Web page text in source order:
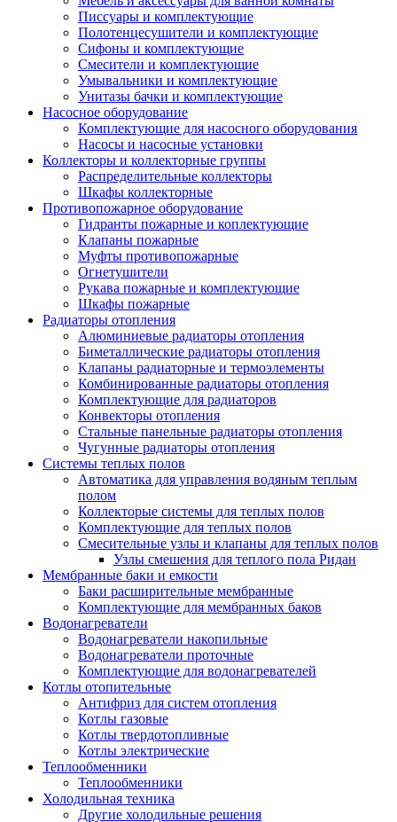
Писсуары и комплектующие
Полотенцесушители и комплектующие
Сифоны и комплектующие
Смесители и комплектующие
Умывальники и комплектующие
Унитазы бачки и комплектующие
Насосное оборудование
Комплектующие для насосного оборудования
Насосы и насосные установки
Коллекторы и коллекторные группы
Распределительные коллекторы
Шкафы коллекторные
Противопожарное оборудование
Гидранты пожарные и коплектующие
Клапаны пожарные
Муфты противопожарные
Огнетушители
Рукава пожарные и комплектующие
Шкафы пожарные
Радиаторы отопления
Алюминиевые радиаторы отопления
Биметаллические радиаторы отопления
Клапаны радиаторные и термоэлементы
Комбинированные радиаторы отопления
Комплектующие для радиаторов
Конвекторы отопления
Стальные панельные радиаторы отопления
Чугунные радиаторы отопления
Системы теплых полов
Автоматика для управления водяным теплым
полом
Коллекторые системы для теплых полов
Комплектующие для теплых полов
Смесительные узлы и клапаны для теплых полов
Узлы смешения для теплого пола Ридан
Мембранные баки и емкости
Баки расширительные мембранные
Комплектующие для мембранных баков
Водонагреватели
Водонагреватели накопильные
Водонагреватели проточные
Комплектующие для водонагревателей
Котлы отопительные
Антифриз для систем отопления
Котлы газовые
Котлы твердотопливные
Котлы электрические
Теплообменники
Теплообменники
Холодильная техника
Другие холодильные решения